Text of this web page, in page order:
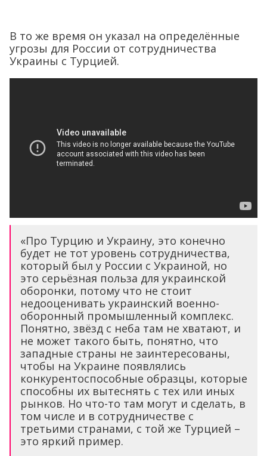
В то же время он указал на определённые
угрозы для России от сотрудничества
Украины с Турцией.
«Про Турцию и Украину, это конечно
будет не тот уровень сотрудничества,
который был у России с Украиной, но
это серьёзная польза для украинской
оборонки, потому что не стоит
недооценивать украинский военно-
оборонный промышленный комплекс.
Понятно, звёзд с неба там не хватают, и
не может такого быть, понятно, что
западные страны не заинтересованы,
чтобы на Украине появлялись
конкурентоспособные образцы, которые
способны их вытеснять с тех или иных
рынков. Но что-то там могут и сделать, в
том числе и в сотрудничестве с
третьими странами, с той же Турцией –
это яркий пример.